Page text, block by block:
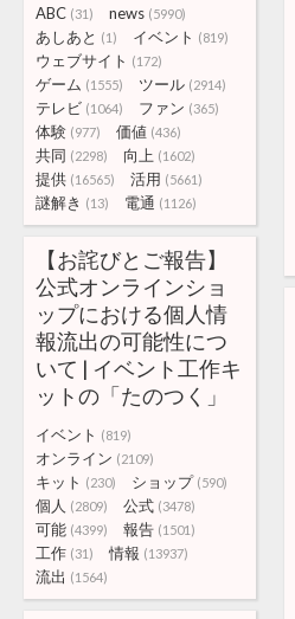
ABC (31) news (5990)
あしあと (1) イベント (819)
ウェブサイト (172)
ゲーム (1555) ツール (2914)
テレビ (1064) ファン (365)
体験 (977) 価値 (436)
共同 (2298) 向上 (1602)
提供 (16565) 活用 (5661)
謎解き (13) 電通 (1126)
【お詫びとご報告】
公式オンラインショ
ップにおける個人情
報流出の可能性につ
いて | イベント工作キ
ットの「たのつく」
イベント (819)
オンライン (2109)
キット (230) ショップ (590)
個人 (2809) 公式 (3478)
可能 (4399) 報告 (1501)
工作 (31) 情報 (13937)
流出 (1564)